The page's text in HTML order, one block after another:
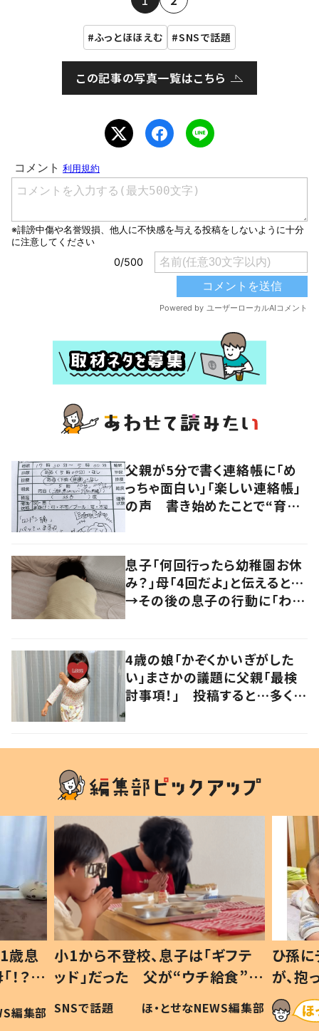
ふっとほほえむ SNSで話題
この記事の写真一覧はこちら
父親が5分で書く連絡帳に「め
っちゃ面白い」「楽しい連絡帳」
の声 書き始めたことで“育児
息子「何回行ったら幼稚園お休
み？」母「4回だよ」と伝えると…
→その後の息子の行動に「わか
4歳の娘「かぞくかいぎがした
い」まさかの議題に父親「最検
討事項！」 投稿すると…多くの
歳息
？」
編集部
小1から不登校、息子は「ギフテ
ッド」だった 父が“ウチ給食”を
作り続ける理由とは #令和の親
#令和の子
SNSで話題 ほ・とせなNEWS編集部
ひ孫
が、
「涙が
い」